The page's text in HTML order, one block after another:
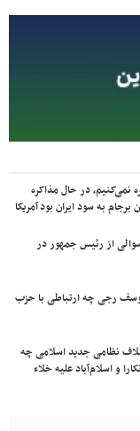
نمی‌کنیم، در حال مذاکره
به سود ایران بود آمریکا
از رئیس جمهور در
یوسف رجی چه ارتباطی با حزب
نظامی جدید اسلامی چه
و اسلام‌آباد علیه خلاء